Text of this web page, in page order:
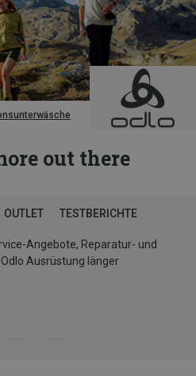
out there
OUTLET TESTBERICHTE
Angebote, Reparatur- und
Ausrüstung länger